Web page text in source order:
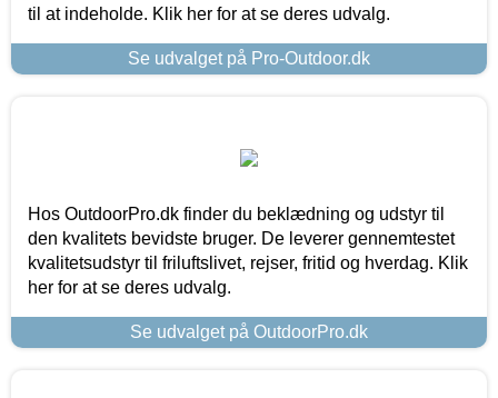
til at indeholde. Klik her for at se deres udvalg.
Se udvalget på Pro-Outdoor.dk
Hos OutdoorPro.dk finder du beklædning og udstyr til
den kvalitets bevidste bruger. De leverer gennemtestet
kvalitetsudstyr til friluftslivet, rejser, fritid og hverdag. Klik
her for at se deres udvalg.
Se udvalget på OutdoorPro.dk